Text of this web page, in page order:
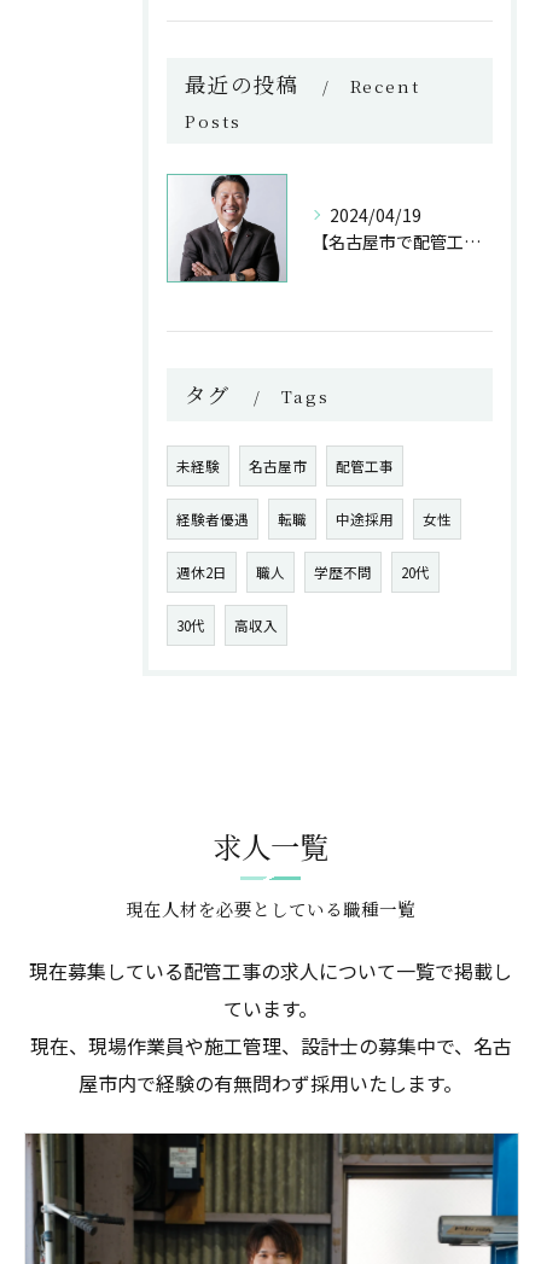
最近の投稿
Recent
Posts
2024/04/19
【名古屋市で配管工事の求人なら！】未経験も募集しています｜株式会社名翔テック
タグ Tags
未経験 名古屋市 配管工事
経験者優遇 転職 中途採用 女性
週休2日 職人 学歴不問 20代
30代 高収入
求人一覧
現在人材を必要としている職種一覧
現在募集している配管工事の求人について一覧で掲載し
ています。
現在、現場作業員や施工管理、設計士の募集中で、名古
屋市内で経験の有無問わず採用いたします。